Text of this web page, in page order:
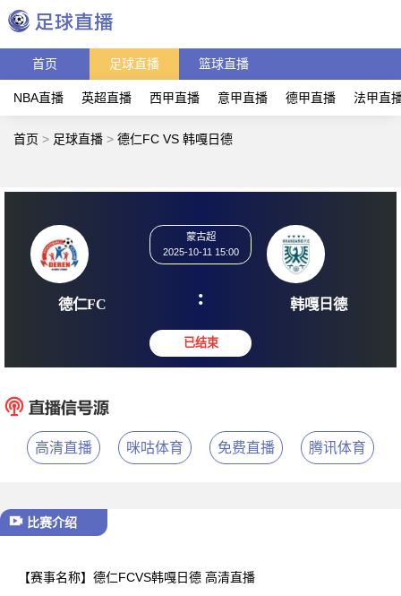
首页 足球直播 篮球直播
NBA直播 英超直播 西甲直播 意甲直播 德甲直播 法甲直
首页 > 足球直播 > 德仁FC VS 韩嘎日德
德仁FC
2025-10-11 15:00
: 韩嘎
高清直播 咪咕体育 免费直播 腾讯体育
比赛介绍
【赛事名称】 德仁FCVS韩嘎日德 高清直播